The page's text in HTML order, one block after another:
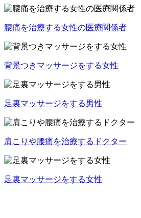
腰痛を治療する女性の医療関係者
背景つきマッサージをする女性
足裏マッサージをする男性
肩こりや腰痛を治療するドクター
足裏マッサージをする女性